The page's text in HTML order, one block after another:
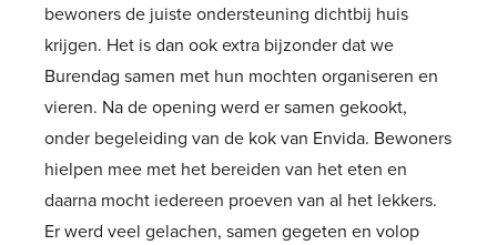
bewoners de juiste ondersteuning dichtbij huis
krijgen. Het is dan ook extra bijzonder dat we
Burendag samen met hun mochten organiseren en
vieren. Na de opening werd er samen gekookt,
onder begeleiding van de kok van Envida. Bewoners
hielpen mee met het bereiden van het eten en
daarna mocht iedereen proeven van al het lekkers.
Er werd veel gelachen, samen gegeten en volop